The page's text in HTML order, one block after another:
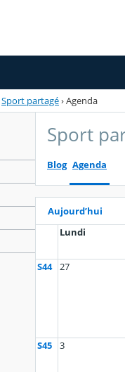
Sport partagé›Agenda
Sport
Blog Agenda
Aujourd’hui
Lundi
S44 27
S45 3